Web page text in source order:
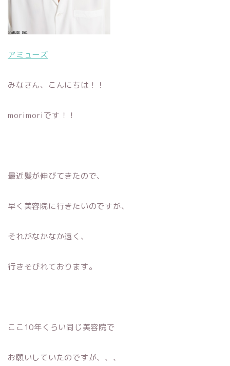
アミューズ
みなさん、こんにちは！！
morimoriです！！
最近髪が伸びてきたので、
早く美容院に行きたいのですが、
それがなかなか遠く、
行きそびれております。
ここ10年くらい同じ美容院で
お願いしていたのですが、、、